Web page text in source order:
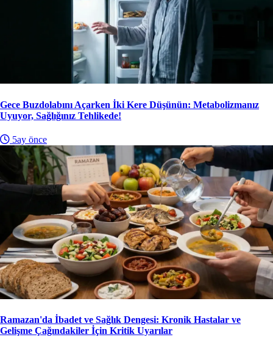
Gece Buzdolabını Açarken İki Kere Düşünün: Metabolizmanız
Uyuyor, Sağlığınız Tehlikede!
5ay önce
Ramazan'da İbadet ve Sağlık Dengesi: Kronik Hastalar ve
Gelişme Çağındakiler İçin Kritik Uyarılar